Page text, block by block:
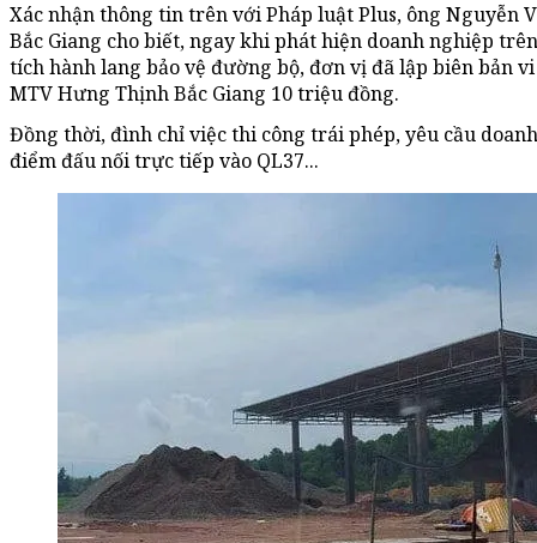
Xác nhận thông tin trên với Pháp luật Plus, ông Nguyễn
Bắc Giang cho biết, ngay khi phát hiện doanh nghiệp
tích hành lang bảo vệ đường bộ, đơn vị đã lập biên bản
MTV Hưng Thịnh Bắc Giang 10 triệu đồng.
Đồng thời, đình chỉ việc thi công trái phép, yêu cầu
điểm đấu nối trực tiếp vào QL37...